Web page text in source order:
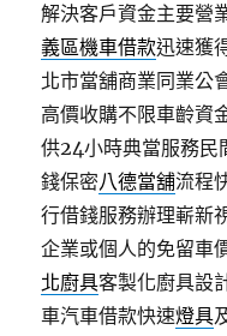
解決客戶資金主要營
義區機車借款迅速獲
北市當舖商業同業公
高價收購不限車齡資
供24小時典當服務民
錢保密八德當舖流程
行借錢服務辦理嶄新
企業或個人的免留車
北廚具客製化廚具設
車汽車借款快速燈具